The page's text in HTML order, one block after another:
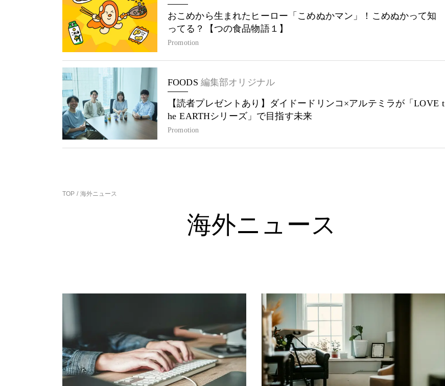
おこめから生まれたヒーロー「こめぬかマン」！こめぬかって知
ってる？【つの食品物語１】
Promotion
FOODS 編集部オリジナル
【読者プレゼントあり】ダイドードリンコ×アルテミラが「LOVE t
he EARTHシリーズ」で目指す未来
Promotion
TOP 海外ニュース
海外ニュース